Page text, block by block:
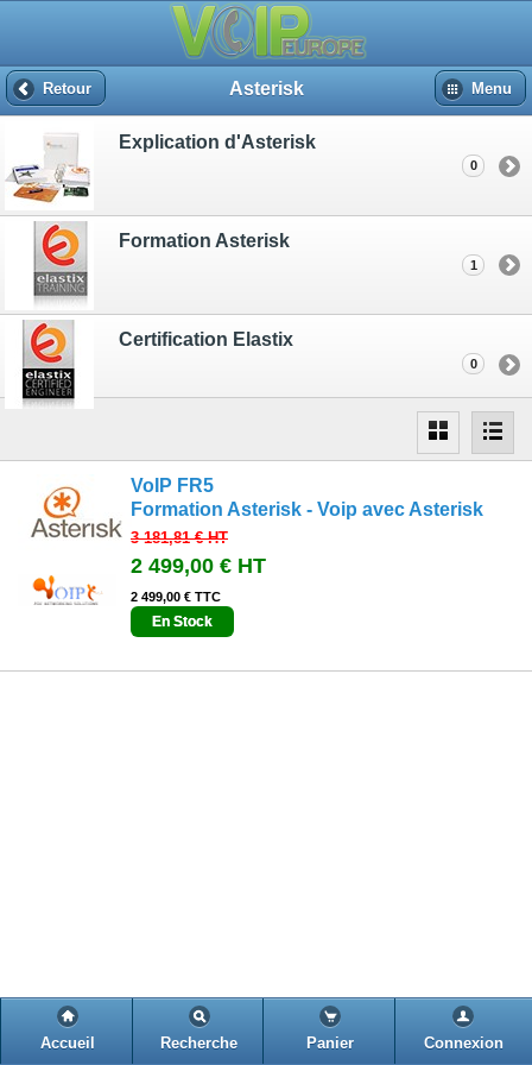
Retour Asterisk Menu
Explication d'Asterisk
0
Formation Asterisk
1
Certification Elastix
0
VoIP FR5
Formation Asterisk - Voip avec Asterisk
3 181,81 €HT
2 499,00 € HT
2 499,00 € TTC
En Stock
Accueil Recherche Panier Connexion